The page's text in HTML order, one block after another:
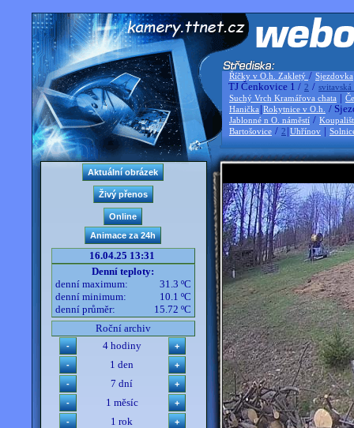
Říčky v O.h. Zakletý / Sjezdovka
TJ Čenkovice 1 / 2 / svitavská
Suchý Vrch Kramářova chata |
Hanička |Rokytnice v O.h. /
Jablonné n O. náměstí /
Bartošovice / 2 |Uhřínov |
16.04.25 13:31
Denní teploty:
denní maximum:
31.3 ºC
denní minimum:
10.1 ºC
denní průměr:
15.72 ºC
Roční archiv
4 hodiny
1 den
7 dní
1 měsíc
1 rok